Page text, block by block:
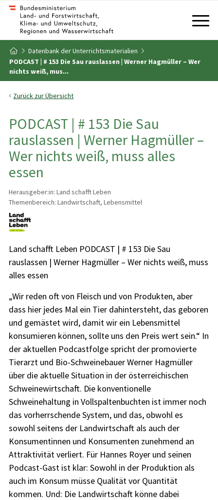
Zum Inhalt
Zum Inhaltsverzeichnis
Zur Startseite
Datenbank der Unterrichtsmaterialien
PODCAST | # 153 Die Sau rauslassen | Werner Hagmüller – Wer
nichts weiß, mus...
Zurück zur Übersicht
PODCAST | # 153 Die Sau
rauslassen | Werner Hagmüller –
Wer nichts weiß, muss alles
essen
Herausgeber:in: Land schafft Leben
Themenbereich: Landwirtschaft, Lebensmittel
Land schafft Leben PODCAST | # 153 Die Sau
rauslassen | Werner Hagmüller – Wer nichts weiß, muss
alles essen
„Wir reden oft von Fleisch und von Produkten, aber
dass hier jedes Mal ein Tier dahintersteht, das geboren
und gemästet wird, damit wir ein Lebensmittel
konsumieren können, sollte uns den Preis wert sein.“ In
der aktuellen Podcastfolge spricht der promovierte
Tierarzt und Bio-Schweinebauer Werner Hagmüller
über die aktuelle Situation in der österreichischen
Schweinewirtschaft. Die konventionelle
Schweinehaltung in Vollspaltenbuchten ist immer noch
das vorherrschende System, und das, obwohl es
sowohl seitens der Landwirtschaft als auch der
Konsumentinnen und Konsumenten zunehmend an
Attraktivität verliert. Für Hannes Royer und seinen
Podcast-Gast ist klar: Sowohl in der Produktion als
auch im Konsum müsse Qualität vor Quantität
kommen. Und: Die Landwirtschaft könne dabei